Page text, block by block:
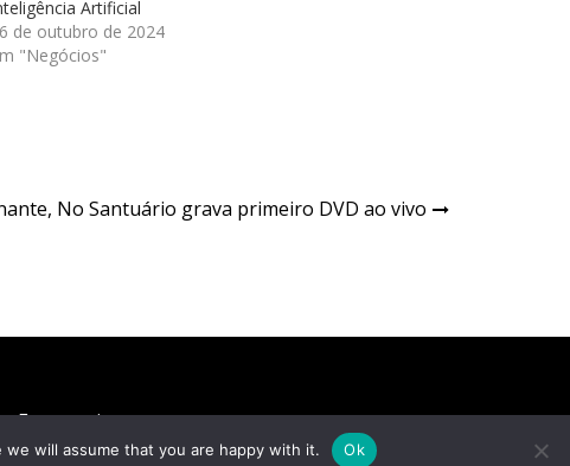
Artificial
de outubro de 2024
"Negócios"
No Santuário grava primeiro DVD ao vivo
Entretenimento
Famosos
Cultura
Música
will assume that you are happy with it. Ok